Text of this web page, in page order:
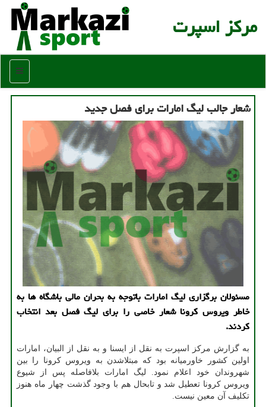
مركز اسپرت
منو
شعار جالب لیگ امارات برای فصل جدید
مسئولان برگزاری لیگ امارات باتوجه به بحران مالی باشگاه ها به
خاطر ویروس كرونا شعار خاصی را برای لیگ فصل بعد انتخاب
كردند.
به گزارش مرکز اسپرت به نقل از ایسنا و به نقل از البیان، امارات
اولین کشور خاورمیانه بود که مبتلاشدن به ویروس کرونا را بین
شهروندان خود اعلام نمود. لیگ امارات بلافاصله پس از شیوع
ویروس کرونا تعطیل شد و تابحال هم با وجود گذشت چهار ماه هنوز
تکلیف آن معین نیست.